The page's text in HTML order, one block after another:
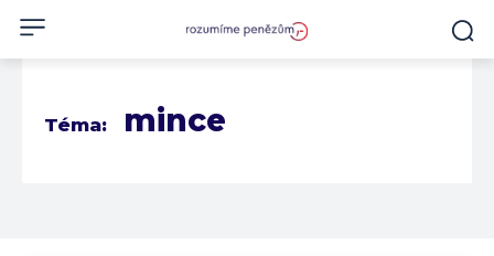
Téma: mince